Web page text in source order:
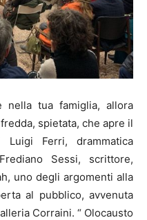
nella tua famiglia, allora
spietata, che apre il
Ferri, drammatica
Sessi, scrittore,
uno degli argomenti alla
al pubblico, avvenuta
Corraini. “ Olocausto